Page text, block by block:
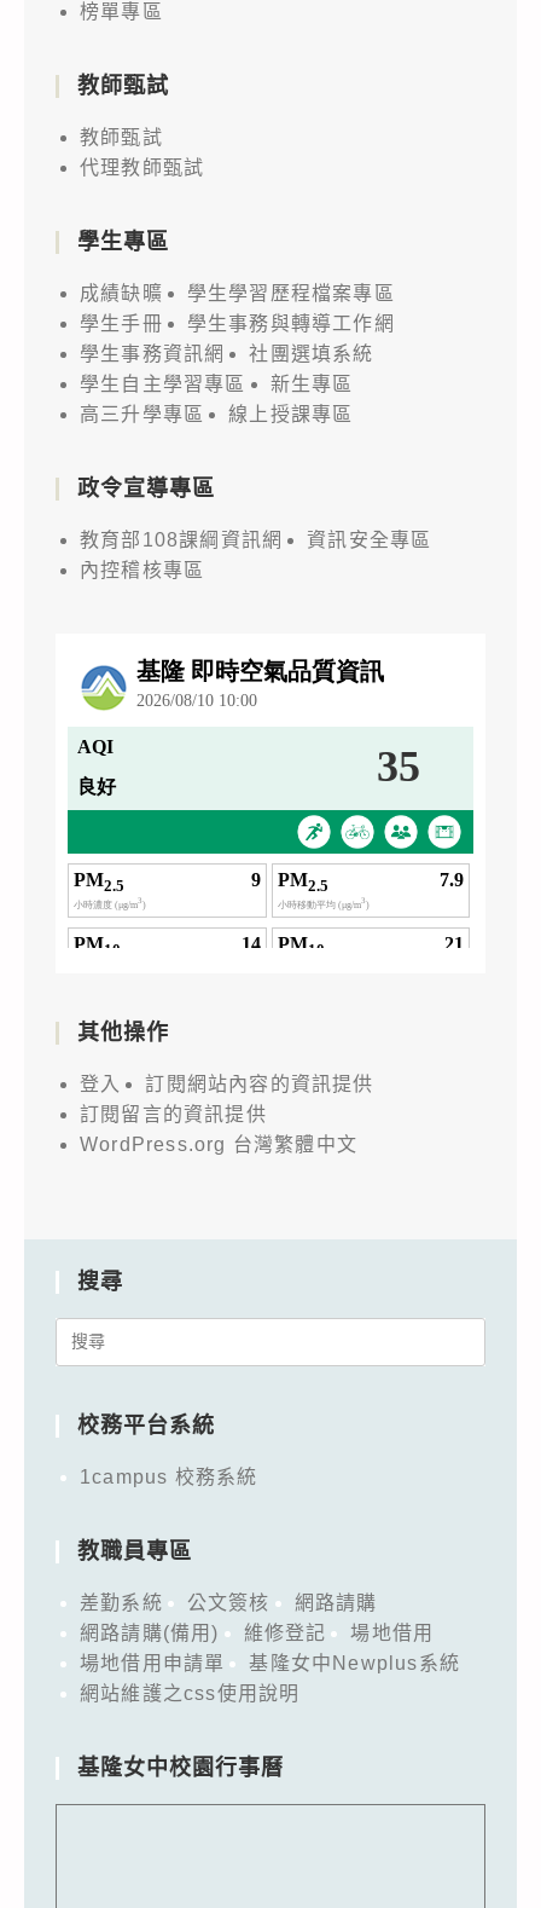
榜單專區
教師甄試
教師甄試
代理教師甄試
學生專區
成績缺曠
學生學習歷程檔案專區
學生手冊
學生事務與轉導工作網
學生事務資訊網
社團選填系統
學生自主學習專區
新生專區
高三升學專區
線上授課專區
政令宣導專區
教育部108課綱資訊網
資訊安全專區
內控稽核專區
其他操作
登入
訂閱網站內容的資訊提供
訂閱留言的資訊提供
WordPress.org 台灣繁體中文
搜尋
Search
校務平台系統
1campus 校務系統
教職員專區
差勤系統 公文簽核
網路請購
網路請購(備用)
維修登記
場地借用
場地借用申請單
基隆女中Newplus系統
網站維護之css使用說明
基隆女中校園行事曆